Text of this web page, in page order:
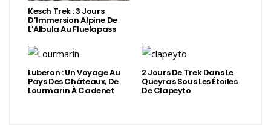
Kesch Trek : 3 Jours
D’Immersion Alpine De
L’Albula Au Fluelapass
Luberon : Un Voyage Au
Pays Des Châteaux, De
Lourmarin À Cadenet
2 Jours De Trek Dans Le
Queyras Sous Les Étoiles
De Clapeyto